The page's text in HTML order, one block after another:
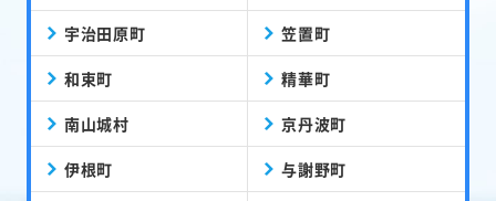
宇治田原町 笠置町
和束町 精華町
南山城村 京丹波町
伊根町 与謝野町